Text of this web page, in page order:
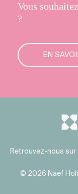
Vous
?
EN
© 2026 Naef
Retrouvez-nous sur